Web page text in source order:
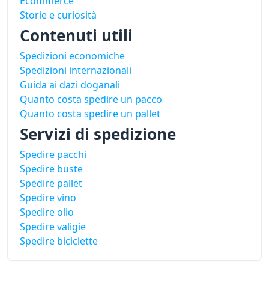
Storie e curiosità
Contenuti utili
Spedizioni economiche
Spedizioni internazionali
Guida ai dazi doganali
Quanto costa spedire un pacco
Quanto costa spedire un pallet
Servizi di spedizione
Spedire pacchi
Spedire buste
Spedire pallet
Spedire vino
Spedire olio
Spedire valigie
Spedire biciclette